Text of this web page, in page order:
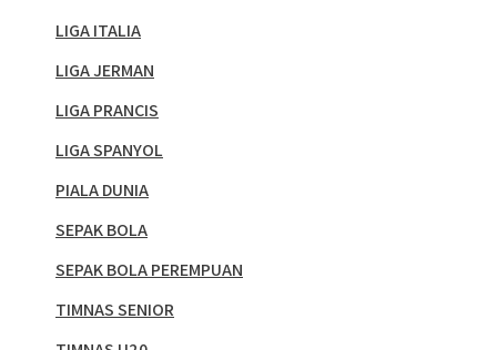
LIGA ITALIA
LIGA JERMAN
LIGA PRANCIS
LIGA SPANYOL
PIALA DUNIA
SEPAK BOLA
SEPAK BOLA PEREMPUAN
TIMNAS SENIOR